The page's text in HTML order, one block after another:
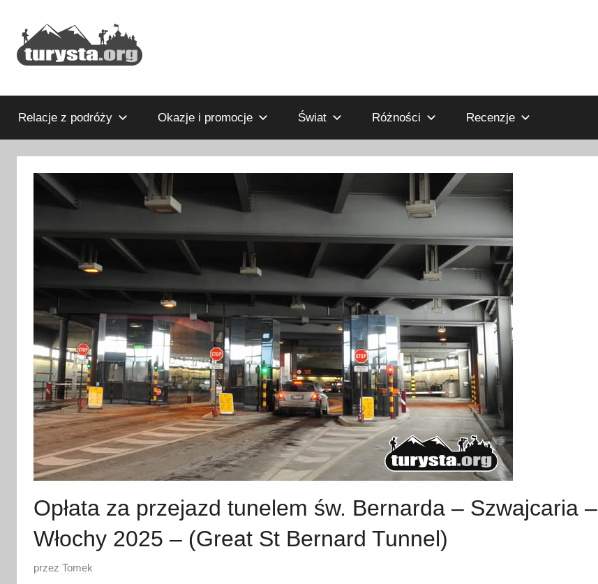
treści
Turysta.org
blog
podróżniczy
turystyczny
Relacje z podróży Okazje i promocje Świat Różności Recenzje
Opłata za przejazd tunelem św. Bernarda – Szwajcaria –
Włochy 2025 – (Great St Bernard Tunnel)
O
przez Tomek